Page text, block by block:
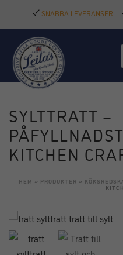
SNABBA LEVERANSER
SYLTTRATT –
KITCHEN
HEM » PRODUKTER »